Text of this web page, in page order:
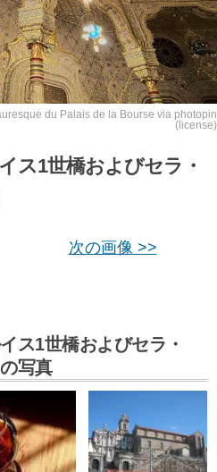
du Palais de la Bourse via photopin
(license)
ス1世橋およびセラ・
次の画像 >>
ス1世橋およびセラ・
写真